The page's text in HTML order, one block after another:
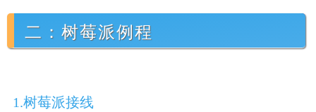
二：树莓派例程
1.树莓派接线